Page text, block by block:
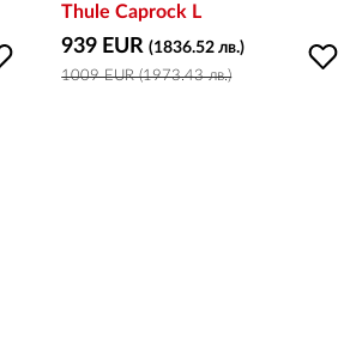
Thule Caprock L
939 EUR(1836.52 лв.)
1009 EUR (1973.43 лв.)